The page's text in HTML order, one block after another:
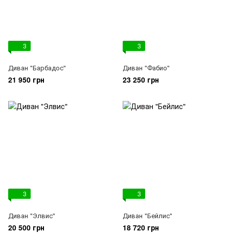
3
Диван "Барбадос"
21 950 грн
3
Диван "Фабио"
23 250 грн
3
Диван "Элвис"
20 500 грн
3
Диван "Бейлис"
18 720 грн